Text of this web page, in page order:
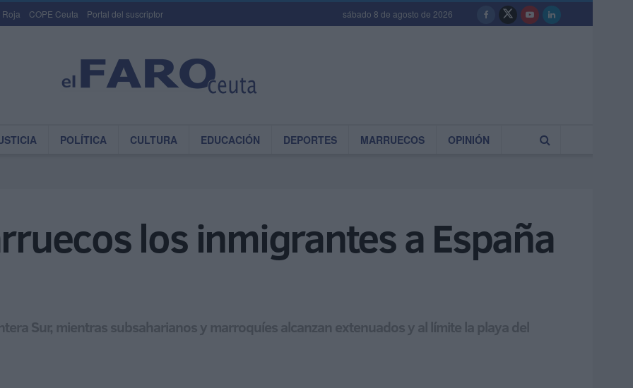
Roja COPE Ceuta Portal del suscriptor sábado 8 de agosto de 2026
POLÍTICA CULTURA EDUCACIÓN DEPORTES MARRUECOS OPINIÓN
los inmigrantes a España
Sur, mientras subsaharianos y marroquíes alcanzan extenuados y al límite la playa del